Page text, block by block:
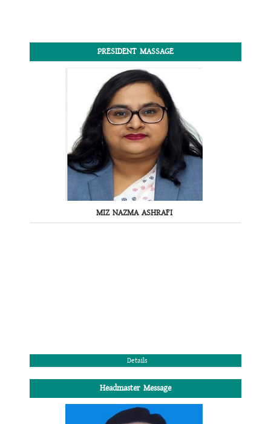
PRESIDENT MASSAGE
MIZ NAZMA ASHRAFI
Details
Headmaster Message